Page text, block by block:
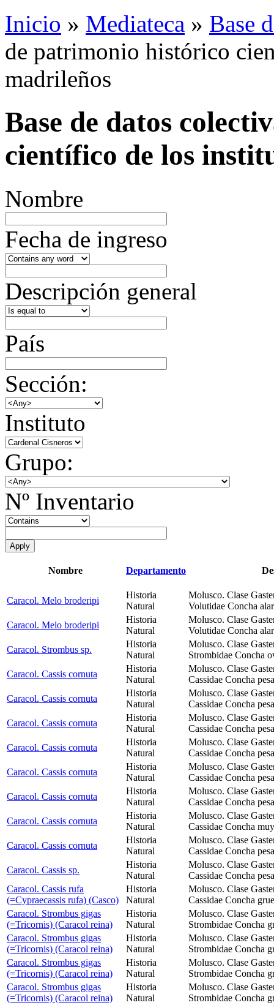
Inicio » Mediateca » Base
de patrimonio histórico
madrileños
Base de datos
científico de los
Nombre
Fecha de ingreso
Descripción general
País
Sección:
Instituto
Grupo:
Nº Inventario
Nombre Departamento
Caracol. Melo broderipi
Historia
Natural
Molusco. Clase
Volutidae Concha
Caracol. Melo broderipi
Historia
Natural
Molusco. Clase
Volutidae Concha
Caracol. Strombus sp.
Historia
Natural
Molusco. Clase
Strombidae Concha
Caracol. Cassis cornuta
Historia
Natural
Molusco. Clase
Cassidae Concha
Caracol. Cassis cornuta
Historia
Natural
Molusco. Clase
Cassidae Concha
Caracol. Cassis cornuta
Historia
Natural
Molusco. Clase
Cassidae Concha
Caracol. Cassis cornuta
Historia
Natural
Molusco. Clase
Cassidae Concha
Caracol. Cassis cornuta
Historia
Natural
Molusco. Clase
Cassidae Concha
Caracol. Cassis cornuta
Historia
Natural
Molusco. Clase
Cassidae Concha
Caracol. Cassis cornuta
Historia
Natural
Molusco. Clase
Cassidae Concha
Caracol. Cassis cornuta
Historia
Natural
Molusco. Clase
Cassidae Concha
Caracol. Cassis sp.
Historia
Natural
Molusco. Clase
Cassidae Concha
Caracol. Cassis rufa
(=Cypraecassis rufa) (Casco)
Historia
Natural
Molusco. Clase
Cassidae Concha
Caracol. Strombus gigas
(=Tricornis) (Caracol reina)
Historia
Natural
Molusco. Clase
Strombidae Concha
Caracol. Strombus gigas
(=Tricornis) (Caracol reina)
Historia
Natural
Molusco. Clase
Strombidae Concha
Caracol. Strombus gigas
(=Tricornis) (Caracol reina)
Historia
Natural
Molusco. Clase
Strombidae Concha
Caracol. Strombus gigas
(=Tricornis) (Caracol reina)
Historia
Natural
Molusco. Clase
Strombidae Concha